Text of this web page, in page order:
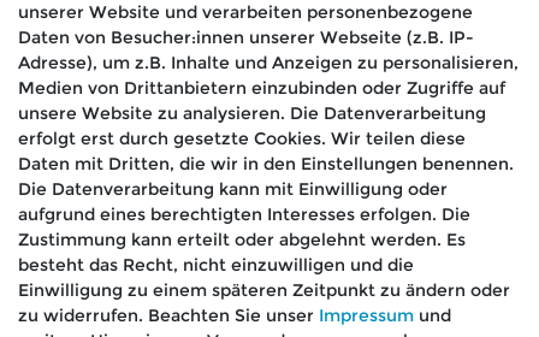
Hiermit bestätige ich, dass ich dieDaten­schutz­
erklärung gelesen habe. *
Absenden
🚚 Schneller Versand
📦 Kostenloser Versand ab 75 €
📞 Kostenlose Beratung per Telefon &
WhatsApp
unserer Website und verarbeiten personenbezogene
Daten von Besucher:innen unserer Webseite (z.B. IP-
Adresse), um z.B. Inhalte und Anzeigen zu personalisieren,
Medien von Drittanbietern einzubinden oder Zugriffe auf
unsere Website zu analysieren. Die Datenverarbeitung
erfolgt erst durch gesetzte Cookies. Wir teilen diese
Daten mit Dritten, die wir in den Einstellungen benennen.
Die Datenverarbeitung kann mit Einwilligung oder
aufgrund eines berechtigten Interesses erfolgen. Die
Zustimmung kann erteilt oder abgelehnt werden. Es
besteht das Recht, nicht einzuwilligen und die
Einwilligung zu einem späteren Zeitpunkt zu ändern oder
zu widerrufen. Beachten Sie unser Impressum und